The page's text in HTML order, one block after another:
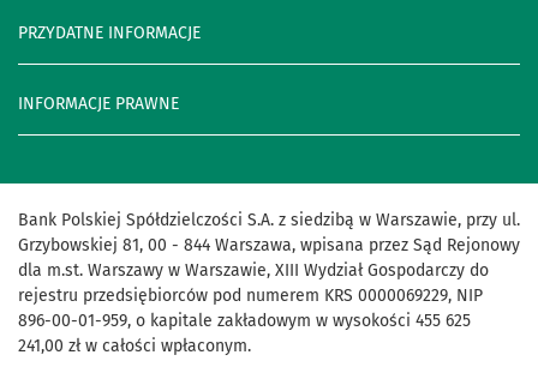
PRZYDATNE INFORMACJE
INFORMACJE PRAWNE
Bank Polskiej Spółdzielczości S.A. z siedzibą w Warszawie, przy ul.
Grzybowskiej 81, 00 - 844 Warszawa, wpisana przez Sąd Rejonowy
dla m.st. Warszawy w Warszawie, XIII Wydział Gospodarczy do
rejestru przedsiębiorców pod numerem KRS 0000069229, NIP
896-00-01-959, o kapitale zakładowym w wysokości 455 625
241,00 zł w całości wpłaconym.